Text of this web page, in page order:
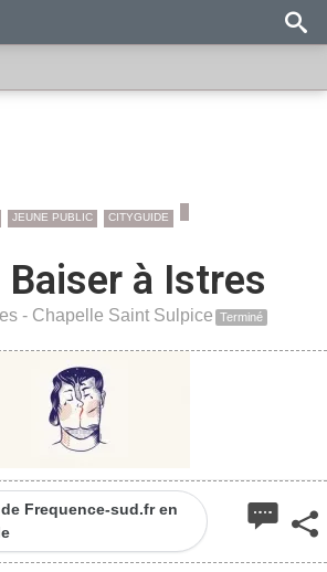
JEUNE PUBLIC CITYGUIDE
Baiser à Istres
- Chapelle Saint Sulpice Terminé
Frequence-sud.fr en